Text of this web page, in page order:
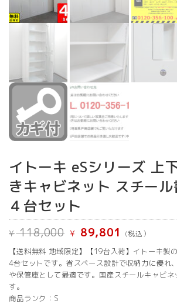
イトーキ eSシリーズ 上
きキャビネット スチー
４台セット
¥118,000 元
の
価
格
は
¥ 118,000
で
¥ 89,801 現
在
の
価
格
は
¥ 89,801
(税込）
【送料無料 地域限定】【19台入荷】イトーキ製
4台セットです。省スペース設計で収納力に優れ
や保管庫として最適です。国産スチールキャビ
す。
商品ランク：S